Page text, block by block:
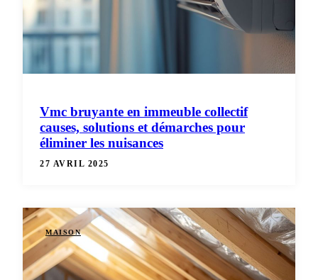
Vmc bruyante en immeuble collectif
causes, solutions et démarches pour
éliminer les nuisances
27 AVRIL 2025
MAISON